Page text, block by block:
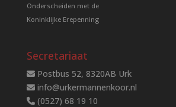
Onderscheiden met de
Koninklijke Erepenning
Secretariaat
Postbus 52, 8320AB Urk
info@urkermannenkoor.nl
(0527) 68 19 10